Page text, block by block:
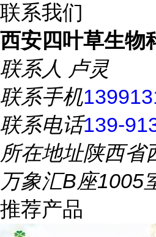
联系我们
西安四叶草生物
联系人 卢灵
联系手机
联系电话139-
所在地址陕西省
万象汇B座1005
推荐产品